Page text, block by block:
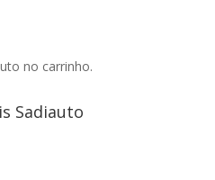
no carrinho.
Sadiauto